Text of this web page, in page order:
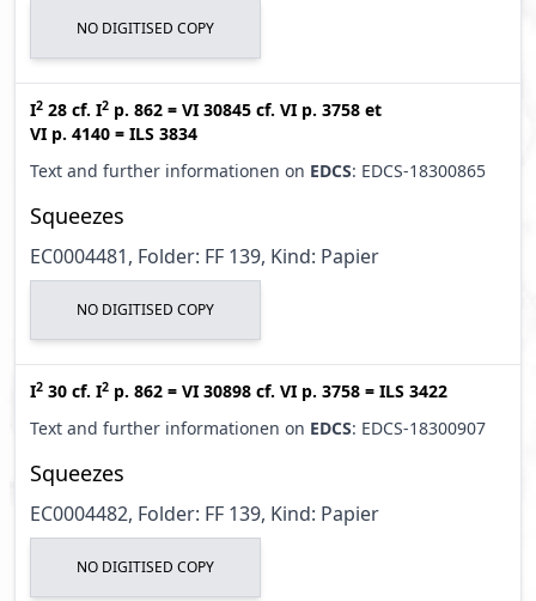
NO DIGITISED COPY
I2 28 cf. I2 p. 862 = VI 30845 cf. VI p. 3758 et
VI p. 4140 = ILS 3834
Text and further informationen on EDCS: EDCS-18300865
Squeezes
EC0004481, Folder: FF 139, Kind: Papier
NO DIGITISED COPY
I2 30 cf. I2 p. 862 = VI 30898 cf. VI p. 3758 = ILS 3422
Text and further informationen on EDCS: EDCS-18300907
Squeezes
EC0004482, Folder: FF 139, Kind: Papier
NO DIGITISED COPY